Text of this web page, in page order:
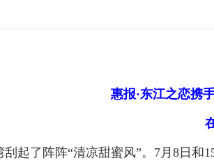
惠报·东江之恋携
了阵阵“清凉甜蜜风”。7月8日和